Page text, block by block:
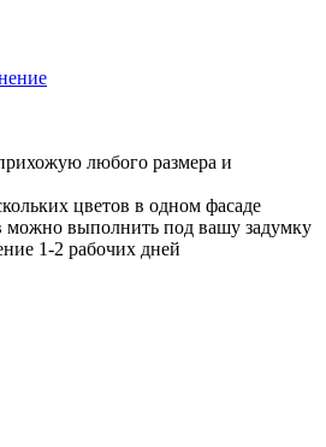
любого размера и
цветов в одном фасаде
можно выполнить под вашу задумку
1-2 рабочих дней